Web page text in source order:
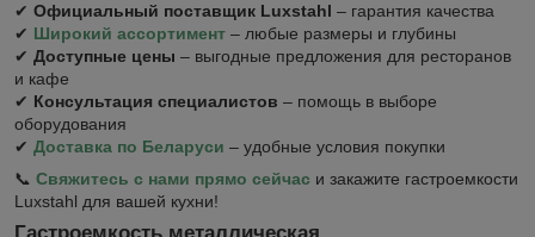
✔ Официальный поставщик Luxstahl – гарантия качества
✔ Широкий ассортимент – любые размеры и глубины
✔ Доступные цены – выгодные предложения для ресторанов
и кафе
✔ Консультация специалистов – помощь в выборе
оборудования
✔ Доставка по Беларуси – удобные условия покупки
📞 Свяжитесь с нами прямо сейчас и закажите гастроемкости
Luxstahl для вашей кухни!
Гастроемкость металлическая